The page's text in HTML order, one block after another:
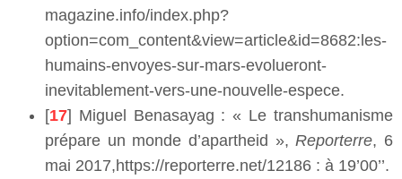
magazine.info/index.php?
option=com_content&view=article&id=8682:les-
humains-envoyes-sur-mars-evolueront-
inevitablement-vers-une-nouvelle-espece.
[17] Miguel Benasayag : « Le transhumanisme
prépare un monde d’apartheid »,Reporterre, 6
mai 2017,https://reporterre.net/12186 : à 19’00’’.